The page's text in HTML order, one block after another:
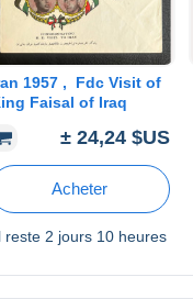
1957 , Fdc Visit of
Faisal of Iraq
± 24,24 $US
Acheter
reste 2 jours 10 heures